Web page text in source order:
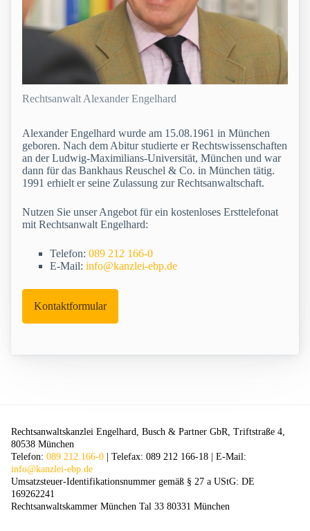
Rechtsanwalt Alexander Engelhard
Alexander Engelhard wurde am 15.08.1961 in München
geboren. Nach dem Abitur studierte er Rechtswissenschaften
an der Ludwig-Maximilians-Universität, München und war
dann für das Bankhaus Reuschel & Co. in München tätig.
1991 erhielt er seine Zulassung zur Rechtsanwaltschaft.
Nutzen Sie unser Angebot für ein kostenloses Ersttelefonat
mit Rechtsanwalt Engelhard:
Telefon: 089 212 166-0
E-Mail: info@kanzlei-ebp.de
Kontaktformular
Rechtsanwaltskanzlei Engelhard, Busch & Partner GbR, Triftstraße 4,
80538 München
Telefon: 089 212 166-0 | Telefax: 089 212 166-18 | E-Mail:
info@kanzlei-ebp.de
Umsatzsteuer-Identifikationsnummer gemäß § 27 a UStG: DE
169262241
Rechtsanwaltskammer München Tal 33 80331 München